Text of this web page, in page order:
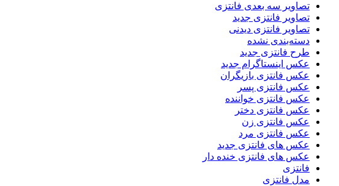
تصاویر سه بعدی فانتزی
تصاویر فانتزی جدید
تصاویر فانتزی دیدنی
دسته‌بندی نشده
طرح فانتزی جدید
عکس اینستاگرام جدید
عکس فانتزی بازیگران
عکس فانتزی پسر
عکس فانتزی خواننده
عکس فانتزی دختر
عکس فانتزی زن
عکس فانتزی مرد
عکس های فانتزی جدید
عکس های فانتزی خنده دار
فانتزی
مدل فانتزی